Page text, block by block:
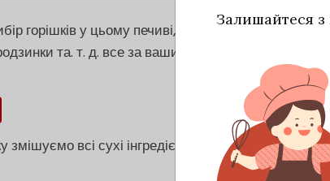
горішків у цьому печиві, тим смачніше. Також
та. т. д. все за вашим бажанням!
змішуємо всі сухі інгредієнти (горішки ламаємо,
Залишайтеся з